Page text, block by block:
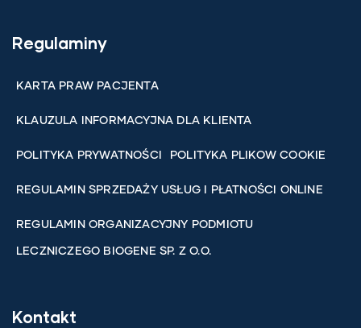
Regulaminy
KARTA PRAW PACJENTA
KLAUZULA INFORMACYJNA DLA KLIENTA
POLITYKA PRYWATNOŚCI POLITYKA PLIKOW COOKIE
REGULAMIN SPRZEDAŻY USŁUG I PŁATNOŚCI ONLINE
REGULAMIN ORGANIZACYJNY PODMIOTU
LECZNICZEGO BIOGENE SP. Z O.O.
Kontakt